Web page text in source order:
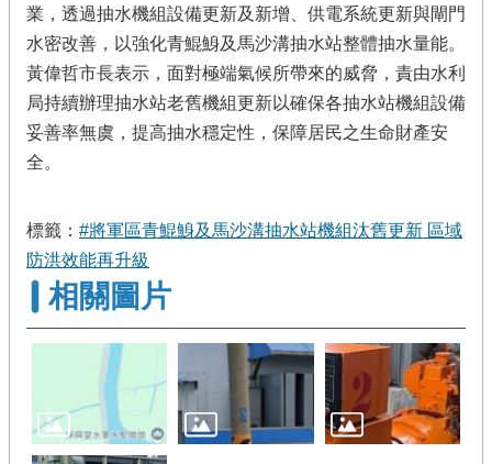
業，透過抽水機組設備更新及新增、供電系統更新與閘門
水密改善，以強化青鯤鯓及馬沙溝抽水站整體抽水量能。
黃偉哲市長表示，面對極端氣候所帶來的威脅，責由水利
局持續辦理抽水站老舊機組更新以確保各抽水站機組設備
妥善率無虞，提高抽水穩定性，保障居民之生命財產安
全。
標籤： #將軍區青鯤鯓及馬沙溝抽水站機組汰舊更新 區域
防洪效能再升級
相關圖片